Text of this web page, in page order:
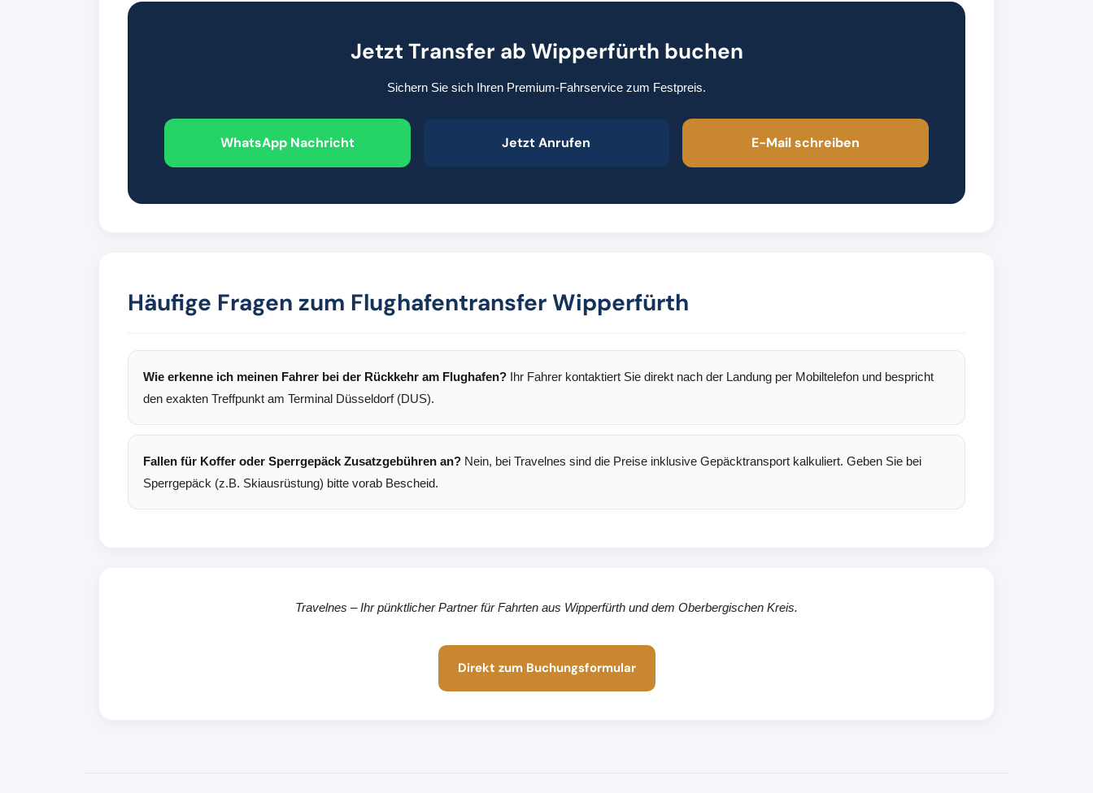
Jetzt Transfer ab Wipperfürth buchen
Sichern Sie sich Ihren Premium-Fahrservice zum Festpreis.
WhatsApp Nachricht Jetzt Anrufen E-Mail schreiben
Häufige Fragen zum Flughafentransfer Wipperfürth
Wie erkenne ich meinen Fahrer bei der Rückkehr am Flughafen? Ihr Fahrer kontaktiert Sie direkt nach der Landung per Mobiltelefon und bespricht
den exakten Treffpunkt am Terminal Düsseldorf (DUS).
Fallen für Koffer oder Sperrgepäck Zusatzgebühren an? Nein, bei Travelnes sind die Preise inklusive Gepäcktransport kalkuliert. Geben Sie bei
Sperrgepäck (z.B. Skiausrüstung) bitte vorab Bescheid.
Travelnes – Ihr pünktlicher Partner für Fahrten aus Wipperfürth und dem Oberbergischen Kreis.
Direkt zum Buchungsformular